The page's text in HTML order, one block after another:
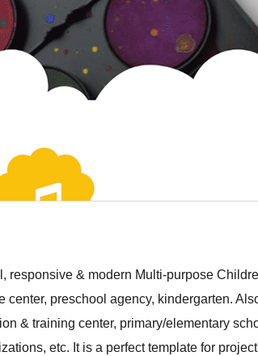
responsive & modern Multi-purpose
center, preschool agency, kindergarten.
& training center, primary/elementary
etc. It is a perfect template for